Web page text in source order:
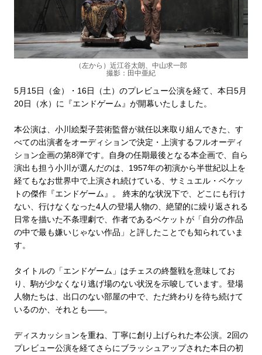
（左から）近江谷太朗、中山求一郎
撮影：田中亜紀
5月15日（金）・16日（土）のプレビュー公演を経て、本日5月
20日（水）に『エンドゲーム』が開幕いたしました。
本公演は、小川絵梨子芸術監督が就任以来取り組んできた、す
べての出演者をオーディションで決定・上演するフルオーディ
ション企画の第8弾です。自身の任期最後となる本企画で、自ら
演出も担う小川が選んだのは、1957年の初演から半世紀以上を
経てもなお世界中で上演され続けている、サミュエル・ベケッ
トの傑作『エンドゲーム』。 終末的な状況下で、どこにも行け
ない、行けなくなった4人の登場人物の、絶望的に繰り返される
日常を描いた不条理劇で、作者であるベケットが「自分の作品
の中で最も嫌いじゃない作品」と評したことでも知られていま
す。
タイトルの「エンドゲーム」はチェスの終盤戦を意味してお
り、駒が少なくなり逃げ場のない状況を示唆しています。登場
人物たちは、出口のない部屋の中で、ただ終わりを待ち続けて
いるのか、それとも――。
ディスカッションを重ね、丁寧に創り上げられた本公演。2回の
プレビュー公演を経てさらにブラッシュアップされた本日の初